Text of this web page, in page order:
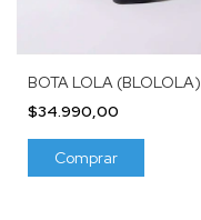
BOTA LOLA (BLOLOLA)
$34.990,00
Comprar